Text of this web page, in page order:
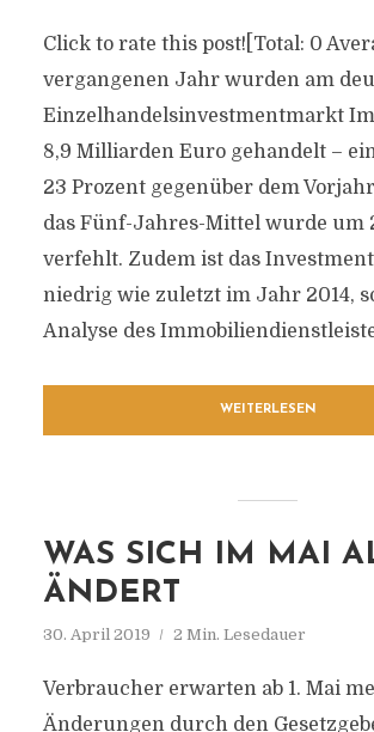
Click to rate this post![Total: 0
vergangenen Jahr wurden am
Einzelhandelsinvestmentmarkt
8,9 Milliarden Euro gehandelt –
23 Prozent gegenüber dem
das Fünf-Jahres-Mittel wurde um
verfehlt. Zudem ist das
niedrig wie zuletzt im Jahr 2014,
Analyse des
WEITERLESEN
WAS SICH IM MAI
ÄNDERT
30. April 2019 2 Min. Lesedauer
Verbraucher erwarten ab 1. Mai
Änderungen durch den